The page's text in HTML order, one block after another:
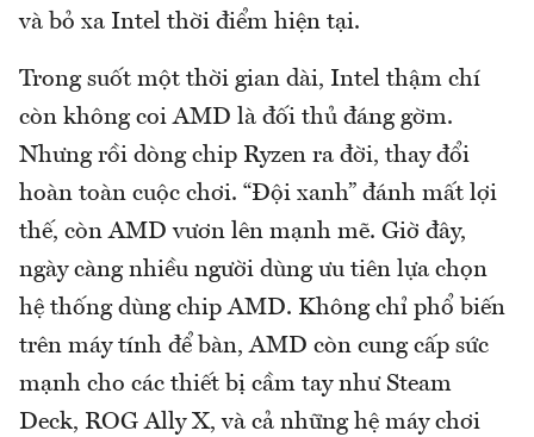
và bỏ xa Intel thời điểm hiện tại.
Trong suốt một thời gian dài, Intel thậm chí
còn không coi AMD là đối thủ đáng gờm.
Nhưng rồi dòng chip Ryzen ra đời, thay đổi
hoàn toàn cuộc chơi. “Đội xanh” đánh mất lợi
thế, còn AMD vươn lên mạnh mẽ. Giờ đây,
ngày càng nhiều người dùng ưu tiên lựa chọn
hệ thống dùng chip AMD. Không chỉ phổ biến
trên máy tính để bàn, AMD còn cung cấp sức
mạnh cho các thiết bị cầm tay như Steam
Deck, ROG Ally X, và cả những hệ máy chơi